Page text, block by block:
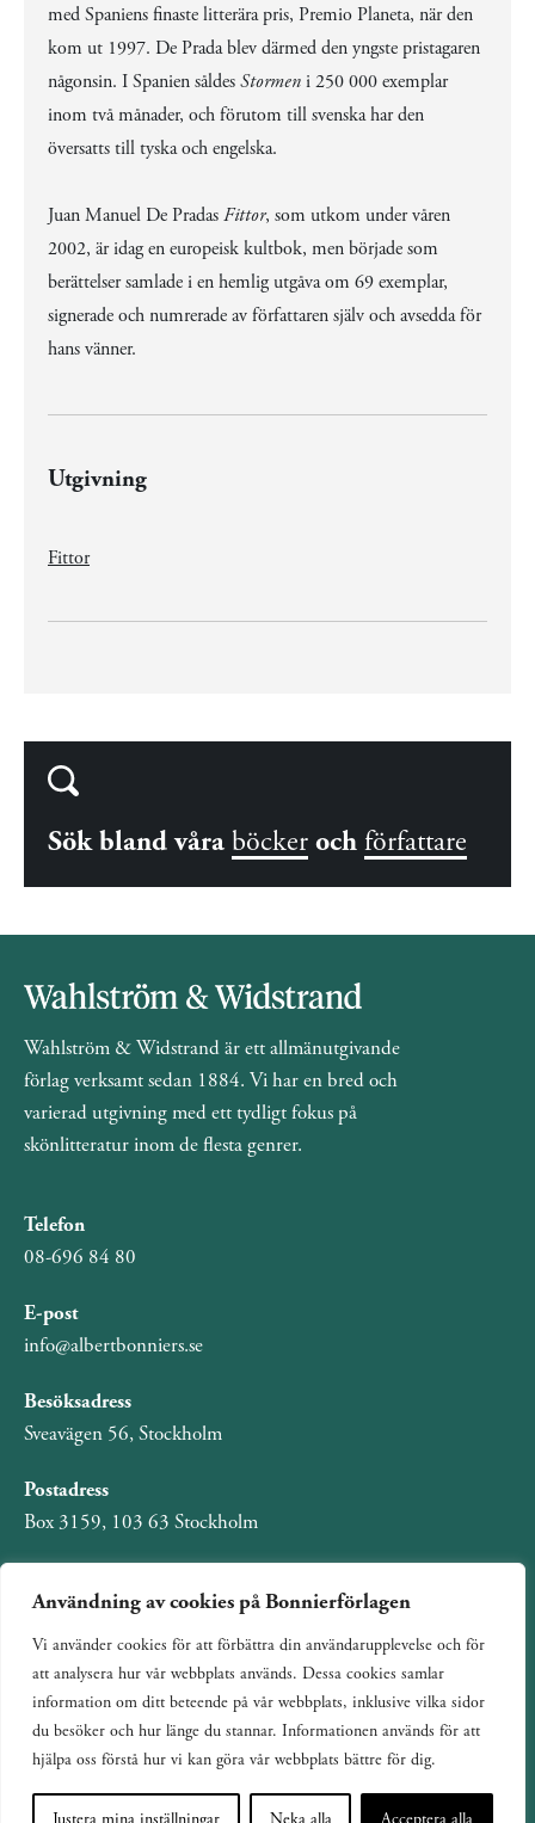
Användning av cookies på Bonnierförlagen
Vi använder cookies för att förbättra din användarupplevelse och för
att analysera hur vår webbplats används. Dessa cookies samlar
information om ditt beteende på vår webbplats, inklusive vilka sidor
du besöker och hur länge du stannar. Informationen används för att
hjälpa oss förstå hur vi kan göra vår webbplats bättre för dig.
med Spaniens finaste litterära pris, Premio Planeta, när den
kom ut 1997. De Prada blev därmed den yngste pristagaren
någonsin. I Spanien såldesStormeni 250 000 exemplar
inom två månader, och förutom till svenska har den
översatts till tyska och engelska.
Juan Manuel De PradasFittor, som utkom under våren
2002, är idag en europeisk kultbok, men började som
berättelser samlade i en hemlig utgåva om 69 exemplar,
signerade och numrerade av författaren själv och avsedda för
hans vänner.
Utgivning
Fittor
Sök bland våra böcker och författare
Wahlström & Widstrand är ett allmänutgivande
förlag verksamt sedan 1884. Vi har en bred och
varierad utgivning med ett tydligt fokus på
skönlitteratur inom de flesta genrer.
Telefon
08-696 84 80
E-post
info@albertbonniers.se
Besöksadress
Sveavägen 56, Stockholm
Postadress
Box 3159, 103 63 Stockholm
Om Bonnierförlagen
Cookies
Integritetspolicy